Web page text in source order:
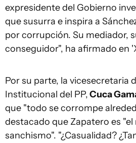
expresidente del Gobierno
que susurra e inspira a
por corrupción. Su mediador,
conseguidor", ha afirmado en
Por su parte, la vicesecretaria
Institucional del PP,Cuca
que "todo se corrompe
destacado que Zapatero es
sanchismo". "¿Casualidad?